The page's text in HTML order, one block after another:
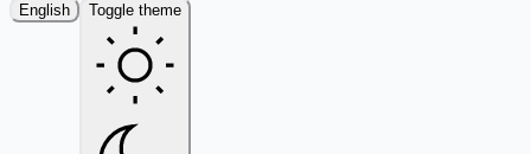
English Toggle theme